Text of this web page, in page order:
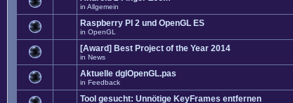
in Allgemein
Raspberry PI 2 und OpenGL ES
in OpenGL
[Award] Best Project of the Year 2014
in News
Aktuelle dglOpenGL.pas
in Feedback
Tool gesucht: Unnötige KeyFrames entfernen